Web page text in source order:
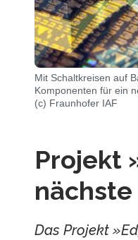
Mit Schaltkreisen auf
Komponenten für ein
(c) Fraunhofer IAF
Projekt
nächste
Das Projekt